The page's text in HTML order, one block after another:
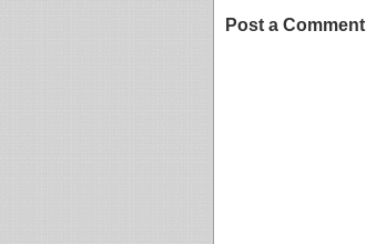
Post a Comment